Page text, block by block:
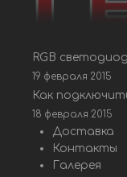
RGB
19 февраля 2015
Как
18 февраля 2015
Доставка
Контакты
Галерея